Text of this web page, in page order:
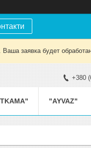
заявка будет
+380
"AYVAZ"